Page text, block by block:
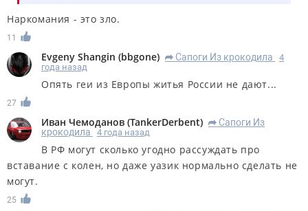
Наркомания - это зло.
11
Evgeny Shangin (bbgone) R Сапоги Из крокодила
4
года назад
Опять геи из Европы житья России не дают...
27
Иван Чемоданов (TankerDerbent) R Сапоги Из
крокодила
4 года назад
В РФ могут сколько угодно рассуждать про
вставание с колен, но даже уазик нормально сделать не
могут.
25